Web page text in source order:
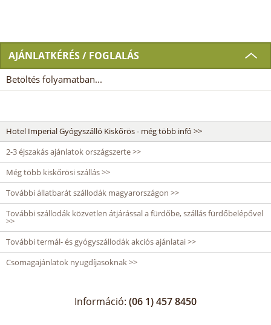
AJÁNLATKÉRÉS / FOGLALÁS
Betöltés folyamatban...
Hotel Imperial Gyógyszálló Kiskőrös - még több infó >>
2-3 éjszakás ajánlatok országszerte >>
Még több kiskőrösi szállás >>
További állatbarát szállodák magyarországon >>
További szállodák közvetlen átjárással a fürdőbe, szállás fürdőbelépővel
>>
További termál- és gyógyszállodák akciós ajánlatai >>
Csomagajánlatok nyugdíjasoknak >>
Információ: (06 1) 457 8450